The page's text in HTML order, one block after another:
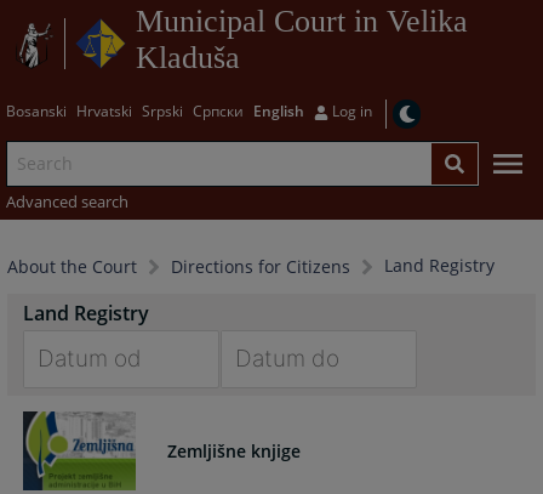
Municipal Court in Velika
Kladuša
Bosanski Hrvatski Srpski Српски English Log in
Advanced search
About the Court Directions for Citizens Land Registry
Land Registry
forward
to
interact
to
Zemljišne knjige